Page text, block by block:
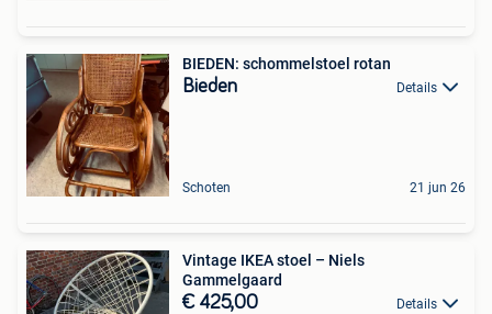
BIEDEN: schommelstoel rotan
Bieden Details
Schoten 21 jun 26
Vintage IKEA stoel – Niels
Gammelgaard
€ 425,00 Details